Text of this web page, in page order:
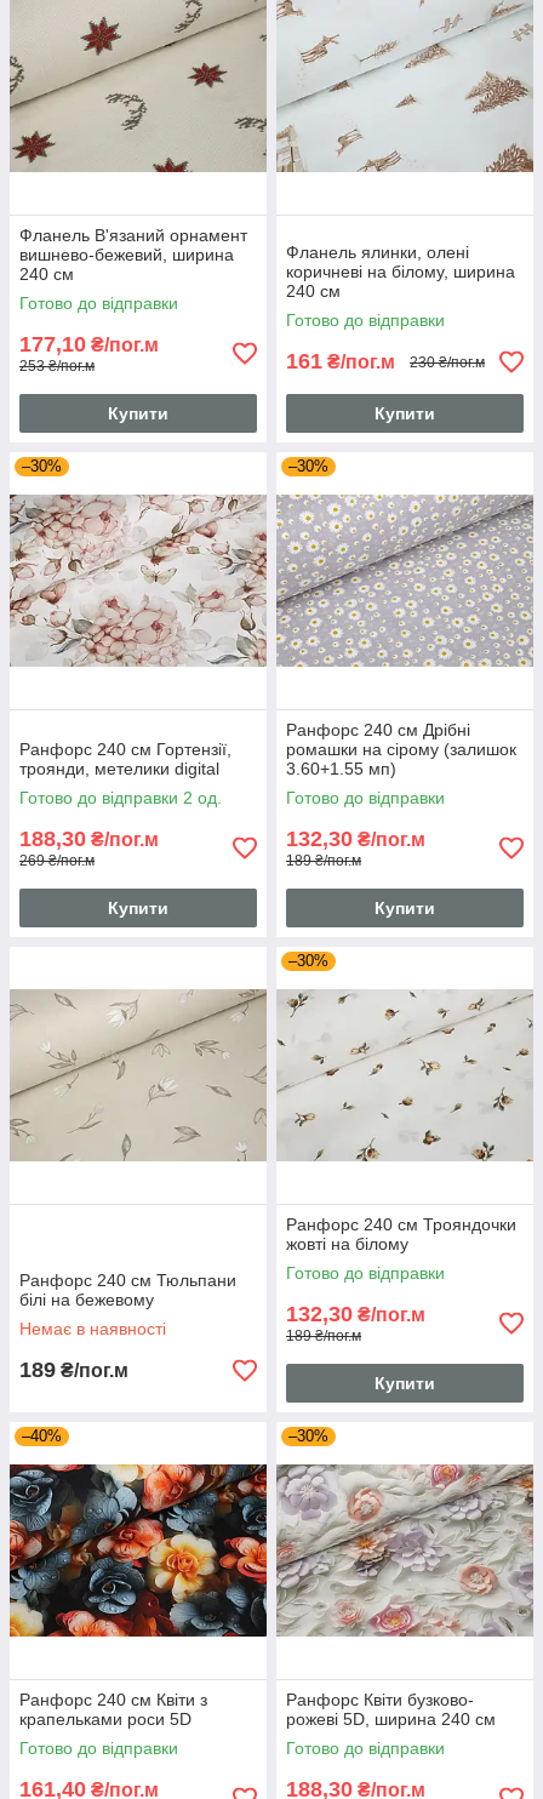
Фланель В'язаний орнамент
вишнево-бежевий, ширина
240 см
Готово до відправки
177,10 ₴/пог.м
253 ₴/пог.м
Купити
Фланель ялинки, олені
коричневі на білому, ширина
240 см
Готово до відправки
161 ₴/пог.м 230 ₴/пог.м
Купити
–30%
Ранфорс 240 см Гортензії,
троянди, метелики digital
Готово до відправки 2 од.
188,30 ₴/пог.м
269 ₴/пог.м
Купити
–30%
Ранфорс 240 см Дрібні
ромашки на сірому (залишок
3.60+1.55 мп)
Готово до відправки
132,30 ₴/пог.м
189 ₴/пог.м
Купити
Ранфорс 240 см Тюльпани
білі на бежевому
Немає в наявності
189 ₴/пог.м
–30%
Ранфорс 240 см Трояндочки
жовті на білому
Готово до відправки
132,30 ₴/пог.м
189 ₴/пог.м
Купити
–40%
Ранфорс 240 см Квіти з
крапельками роси 5D
Готово до відправки
161,40 ₴/пог.м
–30%
Ранфорс Квіти бузково-
рожеві 5D, ширина 240 см
Готово до відправки
188,30 ₴/пог.м